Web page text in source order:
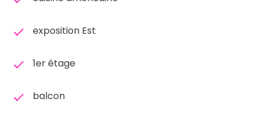
exposition Est
1er étage
balcon